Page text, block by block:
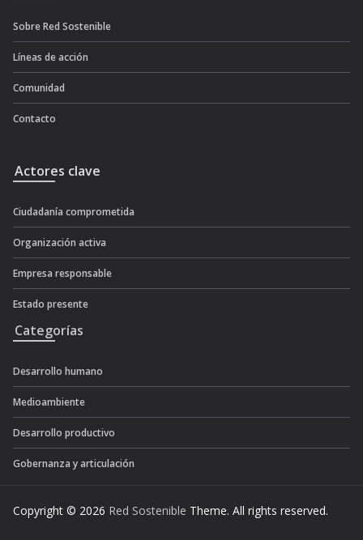
Sobre Red Sostenible
Líneas de acción
Comunidad
Contacto
Actores clave
Ciudadanía comprometida
Organización activa
Empresa responsable
Estado presente
Categorías
Desarrollo humano
Medioambiente
Desarrollo productivo
Gobernanza y articulación
Copyright © 2026 Red Sostenible Theme. All rights reserved.